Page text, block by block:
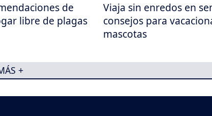
de
libre de plagas
Viaja sin enredos en
consejos para
mascotas
+